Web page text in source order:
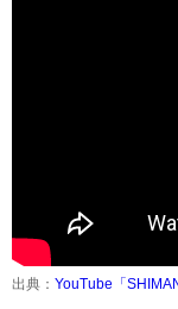
出典： YouTube「